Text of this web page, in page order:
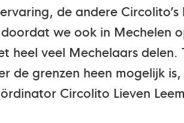
de andere
we ook in Mechelen
veel Mechelaars delen.
de grenzen heen mogelijk
Circolito Lieven